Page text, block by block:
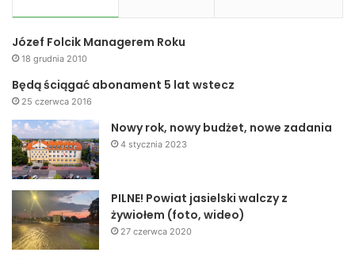
Józef Folcik Managerem Roku
18 grudnia 2010
Będą ściągać abonament 5 lat wstecz
25 czerwca 2016
Nowy rok, nowy budżet, nowe zadania
4 stycznia 2023
PILNE! Powiat jasielski walczy z
żywiołem (foto, wideo)
27 czerwca 2020